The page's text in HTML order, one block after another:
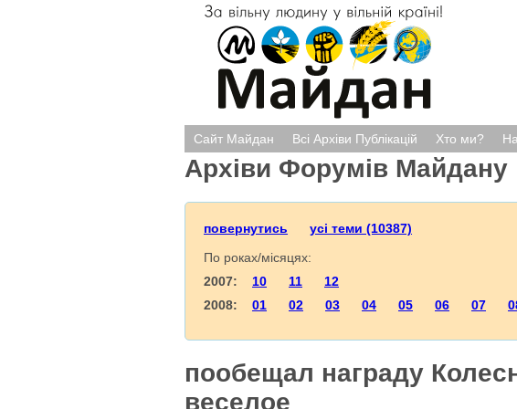
Сайт Майдан Всі Архіви Публікацій Хто ми?
Архіви Форумів Майдану
повернутись
усі теми (10387)
По роках/місяцях:
2007: 10 11
12
2008: 01 02 03 04 05 06 07
пообещал награду
веселое